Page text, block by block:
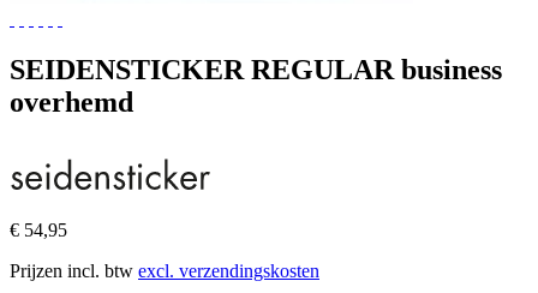
SEIDENSTICKER REGULAR business
overhemd
€ 54,95
Prijzen incl. btw excl. verzendingskosten